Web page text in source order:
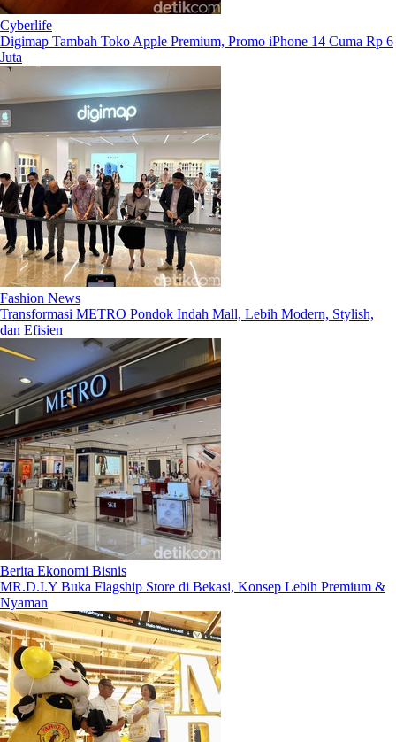
Cyberlife
Digimap Tambah Toko Apple Premium, Promo iPhone 14 Cuma Rp 6
Juta
Fashion News
Transformasi METRO Pondok Indah Mall, Lebih Modern, Stylish,
dan Efisien
Berita Ekonomi Bisnis
MR.D.I.Y Buka Flagship Store di Bekasi, Konsep Lebih Premium &
Nyaman